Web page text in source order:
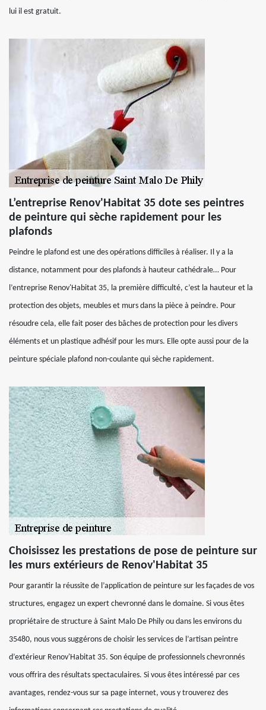
lui il est gratuit.
L’entreprise Renov'Habitat 35 dote ses peintres
de peinture qui sèche rapidement pour les
plafonds
Peindre le plafond est une des opérations difficiles à réaliser. Il y a la
distance, notamment pour des plafonds à hauteur cathédrale… Pour
l’entreprise Renov'Habitat 35, la première difficulté, c’est la hauteur et la
protection des objets, meubles et murs dans la pièce à peindre. Pour
résoudre cela, elle fait poser des bâches de protection pour les divers
éléments et un plastique adhésif pour les murs. Elle opte aussi pour de la
peinture spéciale plafond non-coulante qui sèche rapidement.
Choisissez les prestations de pose de peinture sur
les murs extérieurs de Renov'Habitat 35
Pour garantir la réussite de l’application de peinture sur les façades de vos
structures, engagez un expert chevronné dans le domaine. Si vous êtes
propriétaire de structure à Saint Malo De Phily ou dans les environs du
35480, nous vous suggérons de choisir les services de l’artisan peintre
d’extérieur Renov'Habitat 35. Son équipe de professionnels chevronnés
vous offrira des résultats spectaculaires. Si vous êtes intéressé par ces
avantages, rendez-vous sur sa page internet, vous y trouverez des